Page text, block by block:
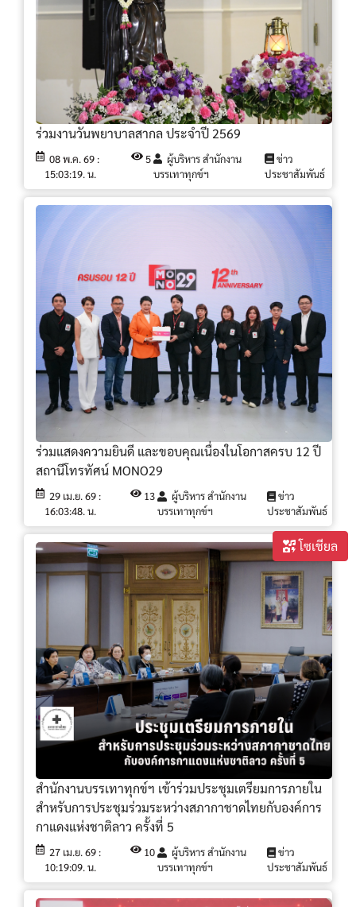
โซเชียล
ร่วมงานวันพยาบาลสากล ประจำปี 2569
08 พ.ค. 69 :
15:03:19. น.
5
ผู้บริหาร สำนักงาน
บรรเทาทุกข์ฯ
ข่าว
ประชาสัมพันธ์
ร่วมแสดงความยินดี และขอบคุณเนื่องในโอกาสครบ 12 ปี
สถานีโทรทัศน์ MONO29
29 เม.ย. 69 :
16:03:48. น.
13
ผู้บริหาร สำนักงาน
บรรเทาทุกข์ฯ
ข่าว
ประชาสัมพันธ์
สำนักงานบรรเทาทุกข์ฯ เข้าร่วมประชุมเตรียมการภายใน
สำหรับการประชุมร่วมระหว่างสภากาชาดไทยกับองค์การ
กาแดงแห่งชาติลาว ครั้งที่ 5
27 เม.ย. 69 :
10:19:09. น.
10
ผู้บริหาร สำนักงาน
บรรเทาทุกข์ฯ
ข่าว
ประชาสัมพันธ์